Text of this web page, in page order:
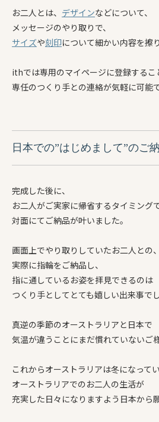
お二人とは、 デザインなどについて、
メッセージのやり取りで、
サイズや刻印について細かい内容を擦
ithでは専用のマイページに登録するこ
専任のつくり手との連絡が気軽に可能で
日本での”はじめまして”のご
完成した後に、
お二人がご実家に帰省するタイミング
対面にてご納品が叶いました。
画面上でやり取りしていたお二人との
実際に指輪をご納品し、
指に通しているお姿を拝見できるのは
つくり手としてとても嬉しい出来事でし
真逆の季節のオーストラリアと日本で
気温が違うことにまだ慣れていないご
これからオーストラリアは冬になって
オーストラリアでのお二人の生活が
充実した日々になりますよう日本から